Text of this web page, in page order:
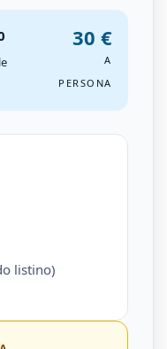
30 €
A
PERSONA
listino)